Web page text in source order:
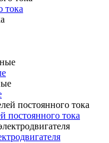
тока
постоянного тока